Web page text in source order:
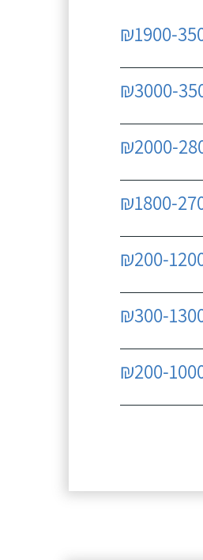
₪1900-
₪3000-
₪2000-
₪1800-
₪200-
₪300-
₪200-